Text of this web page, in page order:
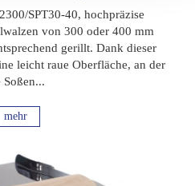
SPT30-40, hochpräzise
von 300 oder 400 mm
gerillt. Dank dieser
leicht raue Oberfläche, an der
Soßen...
mehr